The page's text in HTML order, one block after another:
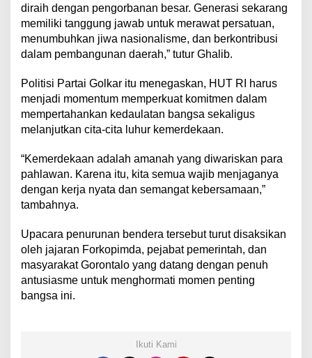
diraih dengan pengorbanan besar. Generasi sekarang
memiliki tanggung jawab untuk merawat persatuan,
menumbuhkan jiwa nasionalisme, dan berkontribusi
dalam pembangunan daerah,” tutur Ghalib.
Politisi Partai Golkar itu menegaskan, HUT RI harus
menjadi momentum memperkuat komitmen dalam
mempertahankan kedaulatan bangsa sekaligus
melanjutkan cita-cita luhur kemerdekaan.
“Kemerdekaan adalah amanah yang diwariskan para
pahlawan. Karena itu, kita semua wajib menjaganya
dengan kerja nyata dan semangat kebersamaan,”
tambahnya.
Upacara penurunan bendera tersebut turut disaksikan
oleh jajaran Forkopimda, pejabat pemerintah, dan
masyarakat Gorontalo yang datang dengan penuh
antusiasme untuk menghormati momen penting
bangsa ini.
Ikuti Kami